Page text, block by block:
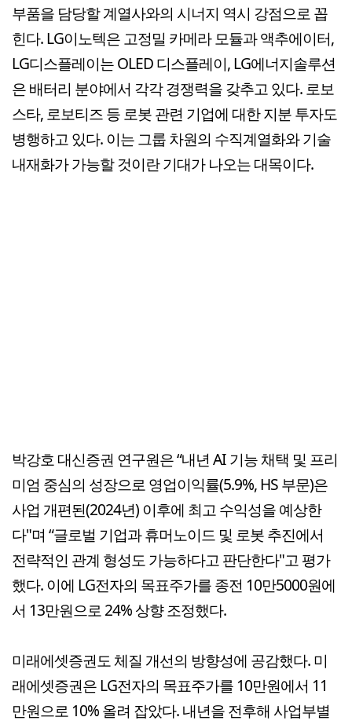
부품을 담당할 계열사와의 시너지 역시 강점으로 꼽
힌다. LG이노텍은 고정밀 카메라 모듈과 액추에이터,
LG디스플레이는 OLED 디스플레이, LG에너지솔루션
은 배터리 분야에서 각각 경쟁력을 갖추고 있다. 로보
스타, 로보티즈 등 로봇 관련 기업에 대한 지분 투자도
병행하고 있다. 이는 그룹 차원의 수직계열화와 기술
내재화가 가능할 것이란 기대가 나오는 대목이다.
박강호 대신증권 연구원은 “내년 AI 기능 채택 및 프리
미엄 중심의 성장으로 영업이익률(5.9%, HS 부문)은
사업 개편된(2024년) 이후에 최고 수익성을 예상한
다"며 “글로벌 기업과 휴머노이드 및 로봇 추진에서
전략적인 관계 형성도 가능하다고 판단한다"고 평가
했다. 이에 LG전자의 목표주가를 종전 10만5000원에
서 13만원으로 24% 상향 조정했다.
미래에셋증권도 체질 개선의 방향성에 공감했다. 미
래에셋증권은 LG전자의 목표주가를 10만원에서 11
만원으로 10% 올려 잡았다. 내년을 전후해 사업부별